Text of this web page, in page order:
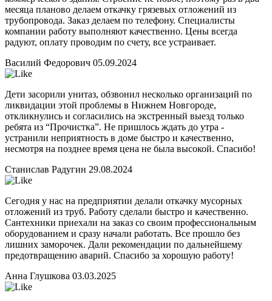
месяца планово делаем откачку грязевых отложений из
трубопровода. Заказ делаем по телефону. Специалисты
компании работу выполняют качественно. Цены всегда
радуют, оплату проводим по счету, все устраивает.
Василий Федорович 05.09.2024
Дети засорили унитаз, обзвонил несколько организаций по
ликвидации этой проблемы в Нижнем Новгороде,
откликнулись и согласились на экстренный выезд только
ребята из “Прочистка”. Не пришлось ждать до утра -
устранили неприятность в доме быстро и качественно,
несмотря на позднее время цена не была высокой. Спасибо!
Станислав Радугин 29.08.2024
Сегодня у нас на предприятии делали откачку мусорных
отложений из труб. Работу сделали быстро и качественно.
Сантехники приехали на заказ со своим профессиональным
оборудованием и сразу начали работать. Все прошло без
лишних заморочек. Дали рекомендации по дальнейшему
предотвращению аварий. Спасибо за хорошую работу!
Анна Глушкова 03.03.2025